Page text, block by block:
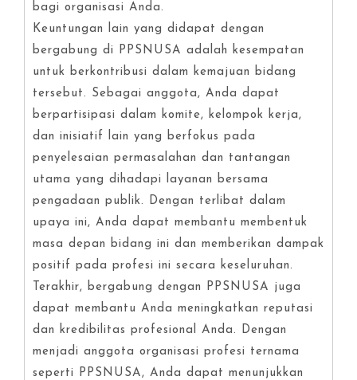
bagi organisasi Anda.
Keuntungan lain yang didapat dengan
bergabung di PPSNUSA adalah kesempatan
untuk berkontribusi dalam kemajuan bidang
tersebut. Sebagai anggota, Anda dapat
berpartisipasi dalam komite, kelompok kerja,
dan inisiatif lain yang berfokus pada
penyelesaian permasalahan dan tantangan
utama yang dihadapi layanan bersama
pengadaan publik. Dengan terlibat dalam
upaya ini, Anda dapat membantu membentuk
masa depan bidang ini dan memberikan dampak
positif pada profesi ini secara keseluruhan.
Terakhir, bergabung dengan PPSNUSA juga
dapat membantu Anda meningkatkan reputasi
dan kredibilitas profesional Anda. Dengan
menjadi anggota organisasi profesi ternama
seperti PPSNUSA, Anda dapat menunjukkan